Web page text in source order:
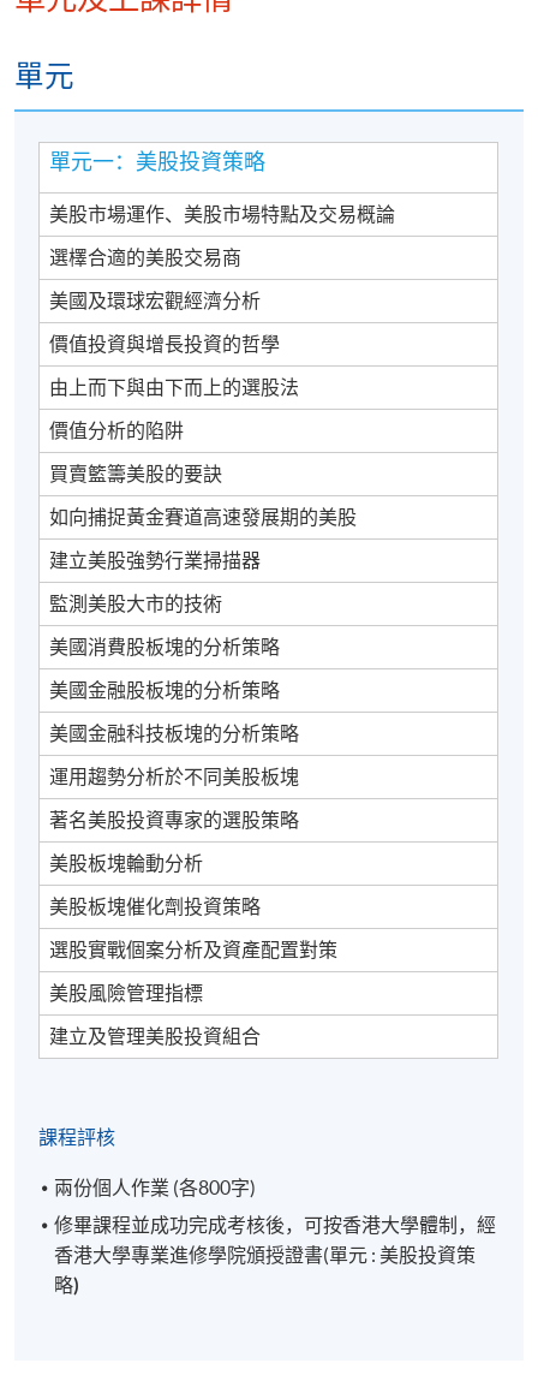
單元
單元一：美股投資策略
美股市場運作、美股市場特點及交易概論
選檡合適的美股交易商
美國及環球宏觀經濟分析
價值投資與增長投資的哲學
由上而下與由下而上的選股法
價值分析的陷阱
買賣籃籌美股的要訣
如向捕捉黃金賽道高速發展期的美股
建立美股強勢行業掃描器
監測美股大市的技術
美國消費股板塊的分析策略
美國金融股板塊的分析策略
美國金融科技板塊的分析策略
運用趨勢分析於不同美股板塊
著名美股投資專家的選股策略
美股板塊輪動分析
美股板塊催化劑投資策略
選股實戰個案分析及資產配置對策
美股風險管理指標
建立及管理美股投資組合
課程評核
兩份個人作業 (各800字)
修畢課程並成功完成考核後，可按香港大學體制，經
香港大學專業進修學院頒授證書(單元 : 美股投資策
略)